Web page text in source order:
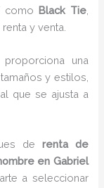
como Black Tie,
y venta.
una
y estilos,
que se ajusta a
de renta de
en Gabriel
a seleccionar